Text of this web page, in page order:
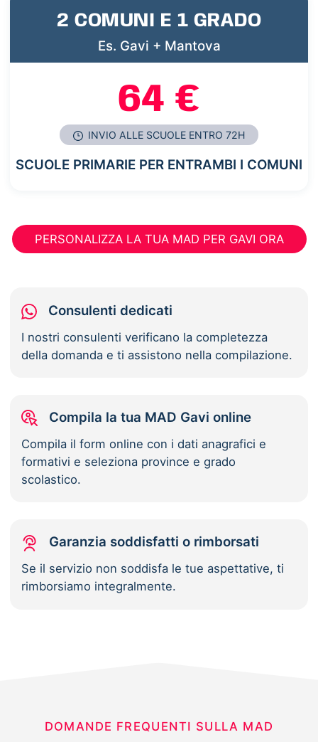
2 COMUNI E 1 GRADO
Es. Gavi + Mantova
64 €
INVIO ALLE SCUOLE ENTRO 72H
SCUOLE PRIMARIE PER ENTRAMBI I COMUNI
PERSONALIZZA LA TUA MAD PER GAVI ORA
Consulenti dedicati
I nostri consulenti verificano la completezza
della domanda e ti assistono nella compilazione.
Compila la tua MAD Gavi online
Compila il form online con i dati anagrafici e
formativi e seleziona province e grado
scolastico.
Garanzia soddisfatti o rimborsati
Se il servizio non soddisfa le tue aspettative, ti
rimborsiamo integralmente.
DOMANDE FREQUENTI SULLA MAD